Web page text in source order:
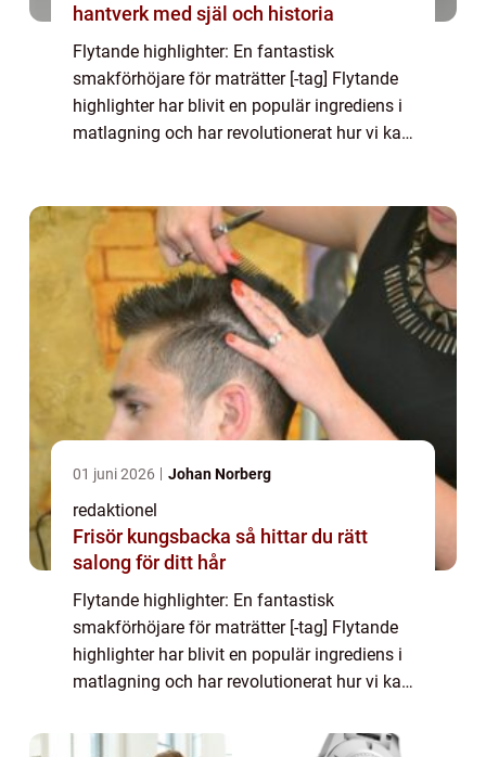
hantverk med själ och historia
Flytande highlighter: En fantastisk
smakförhöjare för maträtter [-tag] Flytande
highlighter har blivit en populär ingrediens i
matlagning och har revolutionerat hur vi kan
01 juni 2026 Johan Norberg
redaktionel
Frisör kungsbacka så hittar du rätt
salong för ditt hår
Flytande highlighter: En fantastisk
smakförhöjare för maträtter [-tag] Flytande
highlighter har blivit en populär ingrediens i
matlagning och har revolutionerat hur vi kan
ge smak och visuell lockelse till...